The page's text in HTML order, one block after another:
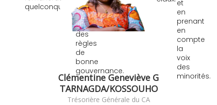
quelconque.
dans
le
respect
des
règles
de
bonne
gouvernance.
et
en
prenant
en
compte
la
voix
des
minorités.
Clémentine Geneviève G
TARNAGDA/KOSSOUHO
Trésorière Générale du CA